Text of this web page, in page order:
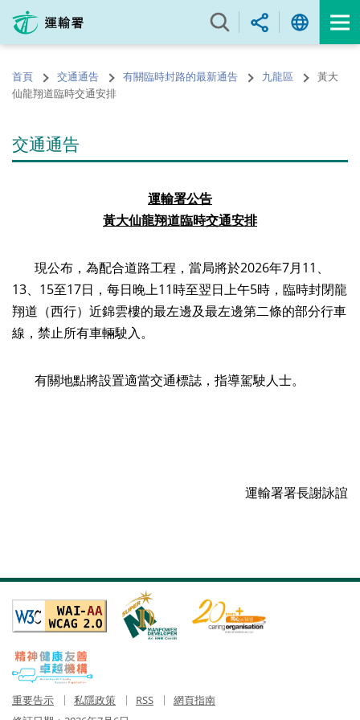
內
的
開
首頁 交通通告 有關臨時封路的最新通告 九龍區
黃大
仙龍翔道臨時交通安排
交通通告
運輸署公告
黃大仙龍翔道臨時交通安排
現公布，為配合道路工程，當局將於2026年7月11、
13、15至17日，每日晚上11時至翌日上午5時，臨時封閉龍
翔道（西行）近錦雲樓的最左邊及最左邊第二條的部分行車
線，禁止所有車輛駛入。
有關地點將設置適當交通標誌，指導駕駛人士。
運輸署署長謝詠誼
重要告示 私隱政策 RSS
網頁指南